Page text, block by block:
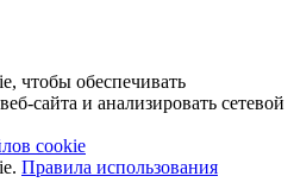
чтобы обеспечивать
сайта и анализировать сетевой
cookie
Правила использования